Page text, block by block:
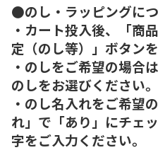
●のし・ラッピングに
・カート投入後、「商
定（のし等）」ボタン
・のしをご希望の場合
のしをお選びください。
・のし名入れをご希望
れ」で「あり」にチェ
字をご入力ください。